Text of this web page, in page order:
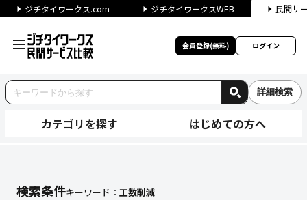
ジチタイワークス.com ジチタイワークスWEB 民間サ
会員登録(無料) ログイン
詳細検索
カテゴリを探す はじめての方へ
検索条件キーワード： 工数削減